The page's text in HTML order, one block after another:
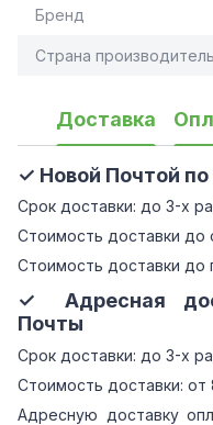
Бренд
Страна производитель
Доставка
✓ Новой Почтой по
Срок доставки: до 3-х
Стоимость доставки до
Стоимость доставки до
✓ Адресная
Почты
Срок доставки: до 3-х
Стоимость доставки: от
Адресную доставку